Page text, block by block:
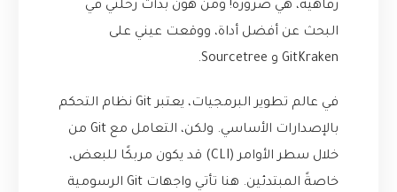
رفاهية، هي ضرورة! ومن هون بدأت رحلتي في
البحث عن أفضل أداة، ووقعت عيني على
GitKraken و Sourcetree.
في عالم تطوير البرمجيات، يعتبر Git نظام التحكم
بالإصدارات الأساسي. ولكن، التعامل مع Git من
خلال سطر الأوامر (CLI) قد يكون مربكًا للبعض،
خاصةً المبتدئين. هنا تأتي واجهات Git الرسومية